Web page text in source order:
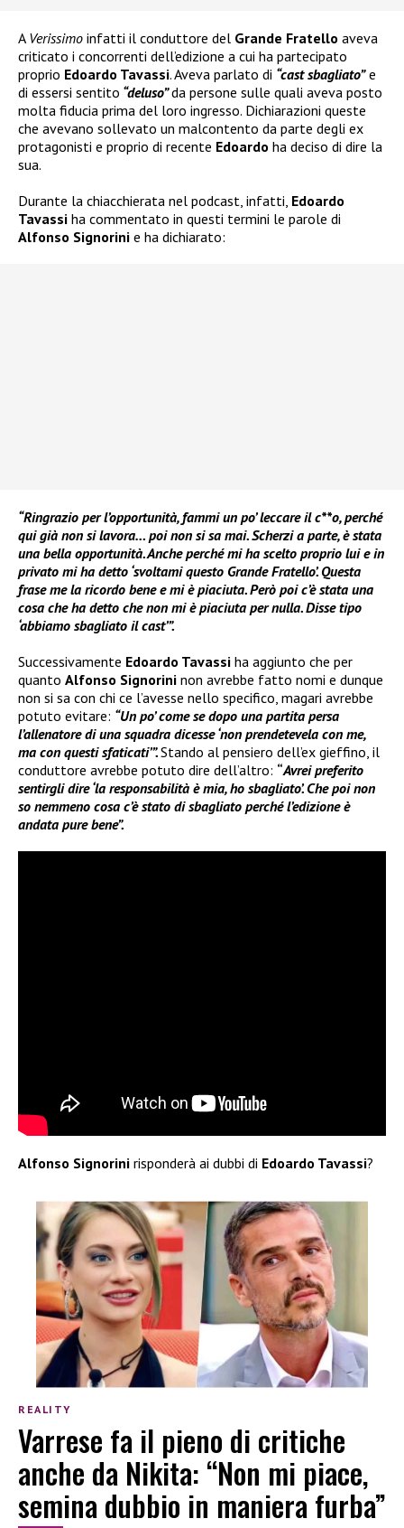
A Verissimo infatti il conduttore del Grande Fratello aveva
criticato i concorrenti dell’edizione a cui ha partecipato
proprio Edoardo Tavassi. Aveva parlato di “cast sbagliato”e
di essersi sentito “deluso”da persone sulle quali aveva posto
molta fiducia prima del loro ingresso. Dichiarazioni queste
che avevano sollevato un malcontento da parte degli ex
protagonisti e proprio di recente Edoardo ha deciso di dire la
sua.
Durante la chiacchierata nel podcast, infatti, Edoardo
Tavassi ha commentato in questi termini le parole di
Alfonso Signorini e ha dichiarato:
“Ringrazio per l’opportunità, fammi un po’ leccare il c**o, perché
qui già non si lavora… poi non si sa mai. Scherzi a parte, è stata
una bella opportunità. Anche perché mi ha scelto proprio lui e in
privato mi ha detto ‘svoltami questo Grande Fratello’. Questa
frase me la ricordo bene e mi è piaciuta. Però poi c’è stata una
cosa che ha detto che non mi è piaciuta per nulla. Disse tipo
‘abbiamo sbagliato il cast’”.
Successivamente Edoardo Tavassi ha aggiunto che per
quanto Alfonso Signorini non avrebbe fatto nomi e dunque
non si sa con chi ce l’avesse nello specifico, magari avrebbe
potuto evitare: “Un po’ come se dopo una partita persa
l’allenatore di una squadra dicesse ‘non prendetevela con me,
ma con questi sfaticati’”.Stando al pensiero dell’ex gieffino, il
conduttore avrebbe potuto dire dell’altro: “Avrei preferito
sentirgli dire ‘la responsabilità è mia, ho sbagliato’. Che poi non
so nemmeno cosa c’è stato di sbagliato perché l’edizione è
andata pure bene”.
Alfonso Signorini risponderà ai dubbi di Edoardo Tavassi?
REALITY
Varrese fa il pieno di critiche
anche da Nikita: “Non mi piace,
semina dubbio in maniera furba”